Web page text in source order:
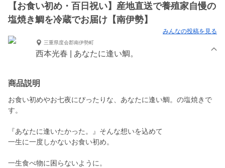
【お食い初め・百日祝い】産地直送で養殖家自慢の
塩焼き鯛を冷蔵でお届け【南伊勢】
みんなの投稿を見る
三重県度会郡南伊勢町
西本光春 | あなたに逢い鯛。
商品説明
お食い初めやお七夜にぴったりな、あなたに逢い鯛。の塩焼きで
す。
『あなたに逢いたかった。』そんな想いを込めて
一生に一度しかないお食い初め。
一生食べ物に困らないように。